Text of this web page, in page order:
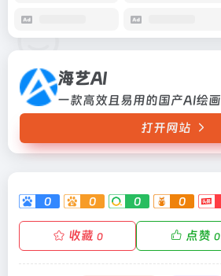
海艺AI
打开网站
0 0 0 0
收藏 0 点赞 0